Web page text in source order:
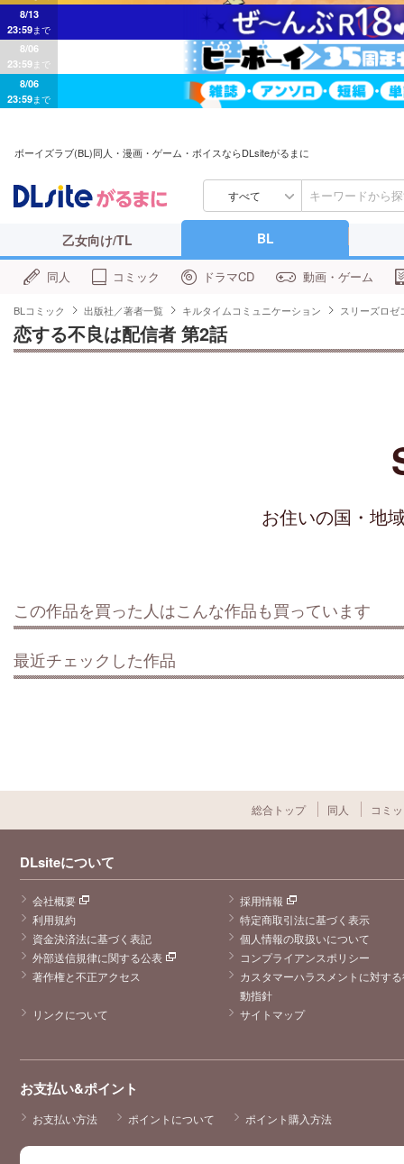
8/13
23:59まで
8/06
23:59 まで
8/06
23:59まで
ボーイズラブ(BL)同人・漫画・ゲーム・ボイスならDLsiteがるまに
すべて
乙女向け/TL BL
同人 コミック ドラマCD 動画・ゲーム
BLコミック 出版社／著者一覧 キルタイムコミュニケーション スリーズロゼ
恋する不良は配信者 第2話
お住いの国・地
この作品を買った人はこんな作品も買っています
最近チェックした作品
総合トップ 同人 コミ
DLsiteについて
会社概要
採用情報
利用規約
特定商取引法に基づく表示
資金決済法に基づく表記
個人情報の取扱いについて
外部送信規律に関する公表
コンプライアンスポリシー
著作権と不正アクセス
カスタマーハラスメントに対す
動指針
リンクについて
サイトマップ
お支払い&ポイント
お支払い方法 ポイントについて ポイント購入方法